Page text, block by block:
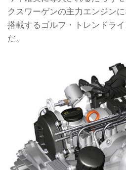
クスワーゲンの主力エンジン
搭載するゴルフ・トレンドラ
だ。